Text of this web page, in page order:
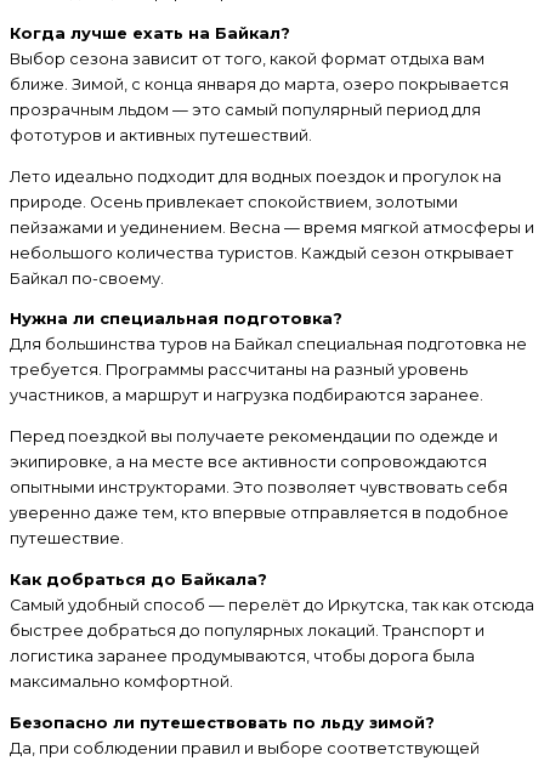
Когда лучше ехать на Байкал?
Выбор сезона зависит от того, какой формат отдыха вам
ближе. Зимой, с конца января до марта, озеро покрывается
прозрачным льдом — это самый популярный период для
фототуров и активных путешествий.
Лето идеально подходит для водных поездок и прогулок на
природе. Осень привлекает спокойствием, золотыми
пейзажами и уединением. Весна — время мягкой атмосферы и
небольшого количества туристов. Каждый сезон открывает
Байкал по-своему.
Нужна ли специальная подготовка?
Для большинства туров на Байкал специальная подготовка не
требуется. Программы рассчитаны на разный уровень
участников, а маршрут и нагрузка подбираются заранее.
Перед поездкой вы получаете рекомендации по одежде и
экипировке, а на месте все активности сопровождаются
опытными инструкторами. Это позволяет чувствовать себя
уверенно даже тем, кто впервые отправляется в подобное
путешествие.
Как добраться до Байкала?
Самый удобный способ — перелёт до Иркутска, так как отсюда
быстрее добраться до популярных локаций. Транспорт и
логистика заранее продумываются, чтобы дорога была
максимально комфортной.
Безопасно ли путешествовать по льду зимой?
Да, при соблюдении правил и выборе соответствующей